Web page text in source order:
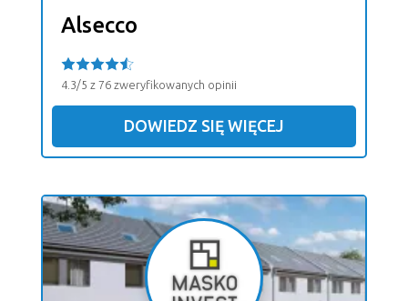
Alsecco
4.3/5 z 76 zweryfikowanych opinii
DOWIEDZ SIĘ WIĘCEJ